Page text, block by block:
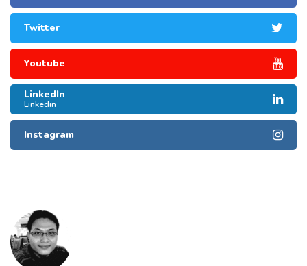
Twitter
Youtube
LinkedIn
Linkedin
Instagram